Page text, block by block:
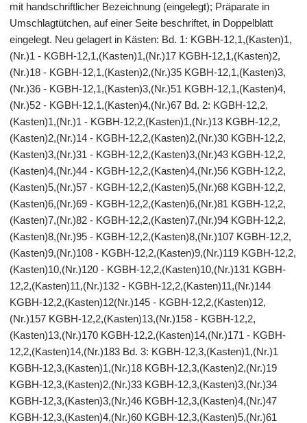
mit handschriftlicher Bezeichnung (eingelegt); Präparate in
Umschlagtütchen, auf einer Seite beschriftet, in Doppelblatt
eingelegt. Neu gelagert in Kästen: Bd. 1: KGBH-12,1,(Kasten)1,
(Nr.)1 - KGBH-12,1,(Kasten)1,(Nr.)17 KGBH-12,1,(Kasten)2,
(Nr.)18 - KGBH-12,1,(Kasten)2,(Nr.)35 KGBH-12,1,(Kasten)3,
(Nr.)36 - KGBH-12,1,(Kasten)3,(Nr.)51 KGBH-12,1,(Kasten)4,
(Nr.)52 - KGBH-12,1,(Kasten)4,(Nr.)67 Bd. 2: KGBH-12,2,
(Kasten)1,(Nr.)1 - KGBH-12,2,(Kasten)1,(Nr.)13 KGBH-12,2,
(Kasten)2,(Nr.)14 - KGBH-12,2,(Kasten)2,(Nr.)30 KGBH-12,2,
(Kasten)3,(Nr.)31 - KGBH-12,2,(Kasten)3,(Nr.)43 KGBH-12,2,
(Kasten)4,(Nr.)44 - KGBH-12,2,(Kasten)4,(Nr.)56 KGBH-12,2,
(Kasten)5,(Nr.)57 - KGBH-12,2,(Kasten)5,(Nr.)68 KGBH-12,2,
(Kasten)6,(Nr.)69 - KGBH-12,2,(Kasten)6,(Nr.)81 KGBH-12,2,
(Kasten)7,(Nr.)82 - KGBH-12,2,(Kasten)7,(Nr.)94 KGBH-12,2,
(Kasten)8,(Nr.)95 - KGBH-12,2,(Kasten)8,(Nr.)107 KGBH-12,2,
(Kasten)9,(Nr.)108 - KGBH-12,2,(Kasten)9,(Nr.)119 KGBH-12,2,
(Kasten)10,(Nr.)120 - KGBH-12,2,(Kasten)10,(Nr.)131 KGBH-
12,2,(Kasten)11,(Nr.)132 - KGBH-12,2,(Kasten)11,(Nr.)144
KGBH-12,2,(Kasten)12(Nr.)145 - KGBH-12,2,(Kasten)12,
(Nr.)157 KGBH-12,2,(Kasten)13,(Nr.)158 - KGBH-12,2,
(Kasten)13,(Nr.)170 KGBH-12,2,(Kasten)14,(Nr.)171 - KGBH-
12,2,(Kasten)14,(Nr.)183 Bd. 3: KGBH-12,3,(Kasten)1,(Nr.)1
KGBH-12,3,(Kasten)1,(Nr.)18 KGBH-12,3,(Kasten)2,(Nr.)19
KGBH-12,3,(Kasten)2,(Nr.)33 KGBH-12,3,(Kasten)3,(Nr.)34
KGBH-12,3,(Kasten)3,(Nr.)46 KGBH-12,3,(Kasten)4,(Nr.)47
KGBH-12,3,(Kasten)4,(Nr.)60 KGBH-12,3,(Kasten)5,(Nr.)61